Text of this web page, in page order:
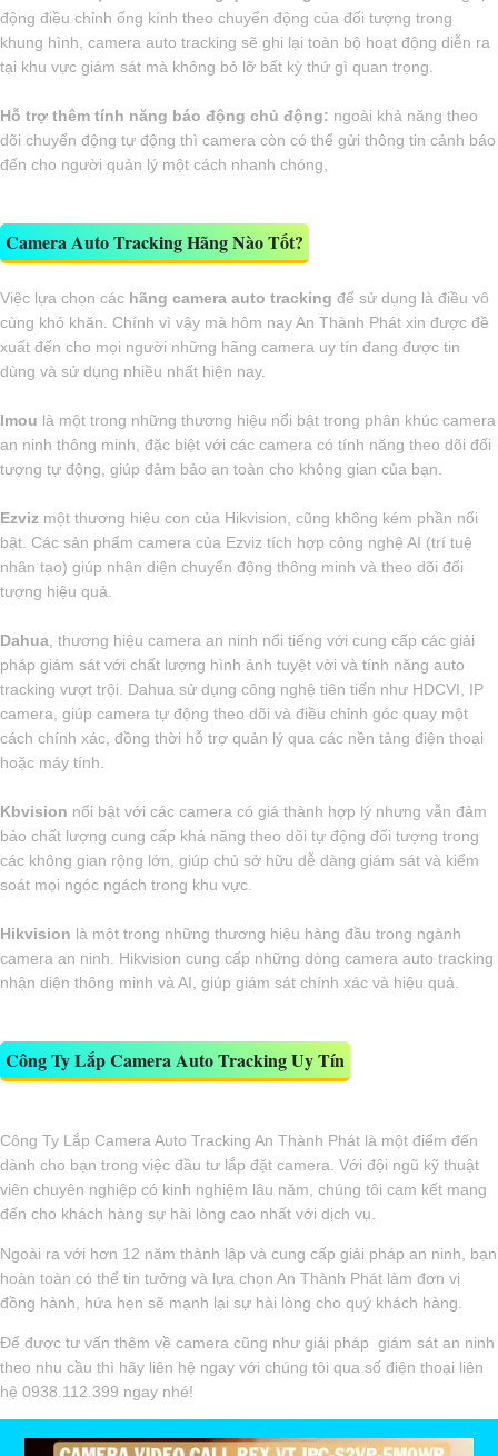
động điều chỉnh ống kính theo chuyển động của đối tượng trong
khung hình, camera auto tracking sẽ ghi lại toàn bộ hoạt động diễn ra
tại khu vực giám sát mà không bỏ lỡ bất kỳ thứ gì quan trọng.
Hỗ trợ thêm tính năng báo động chủ động: ngoài khả năng theo
dõi chuyển động tự động thì camera còn có thể gửi thông tin cảnh báo
đến cho người quản lý một cách nhanh chóng,
Camera Auto Tracking Hãng Nào Tốt?
Việc lựa chọn các hãng camera auto tracking để sử dụng là điều vô
cùng khó khăn. Chính vì vậy mà hôm nay An Thành Phát xin được đề
xuất đến cho mọi người những hãng camera uy tín đang được tin
dùng và sử dụng nhiều nhất hiện nay.
Imou là một trong những thương hiệu nổi bật trong phân khúc camera
an ninh thông minh, đặc biệt với các camera có tính năng theo dõi đối
tượng tự động, giúp đảm bảo an toàn cho không gian của bạn.
Ezviz một thương hiệu con của Hikvision, cũng không kém phần nổi
bật. Các sản phẩm camera của Ezviz tích hợp công nghệ AI (trí tuệ
nhân tạo) giúp nhận diện chuyển động thông minh và theo dõi đối
tượng hiệu quả.
Dahua , thương hiệu camera an ninh nổi tiếng với cung cấp các giải
pháp giám sát với chất lượng hình ảnh tuyệt vời và tính năng auto
tracking vượt trội. Dahua sử dụng công nghệ tiên tiến như HDCVI, IP
camera, giúp camera tự động theo dõi và điều chỉnh góc quay một
cách chính xác, đồng thời hỗ trợ quản lý qua các nền tảng điện thoại
hoặc máy tính.
Kbvision nổi bật với các camera có giá thành hợp lý nhưng vẫn đảm
bảo chất lượng cung cấp khả năng theo dõi tự động đối tượng trong
các không gian rộng lớn, giúp chủ sở hữu dễ dàng giám sát và kiểm
soát mọi ngóc ngách trong khu vực.
Hikvision là một trong những thương hiệu hàng đầu trong ngành
camera an ninh. Hikvision cung cấp những dòng camera auto tracking
nhận diện thông minh và AI, giúp giám sát chính xác và hiệu quả.
Công Ty Lắp Camera Auto Tracking Uy Tín
Công Ty Lắp Camera Auto Tracking An Thành Phát là một điểm đến
dành cho bạn trong việc đầu tư lắp đặt camera. Với đội ngũ kỹ thuật
viên chuyên nghiệp có kinh nghiệm lâu năm, chúng tôi cam kết mang
đến cho khách hàng sự hài lòng cao nhất với dịch vụ.
Ngoài ra với hơn 12 năm thành lập và cung cấp giải pháp an ninh, bạn
hoàn toàn có thể tin tưởng và lựa chọn An Thành Phát làm đơn vị
đồng hành, hứa hẹn sẽ mạnh lại sự hài lòng cho quý khách hàng.
Để được tư vấn thêm về camera cũng như giải pháp giám sát an ninh
theo nhu cầu thì hãy liên hệ ngay với chúng tôi qua số điện thoại liên
hệ 0938.112.399 ngay nhé!